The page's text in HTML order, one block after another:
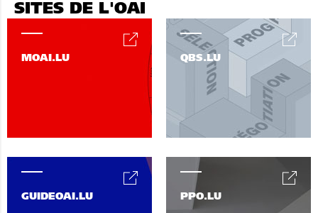
SITES DE L'OAI
MOAI.LU QBS.LU
PPO.LU
GUIDEOAI.LU